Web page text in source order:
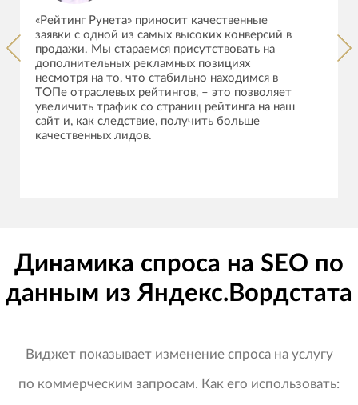
«Рейтинг Рунета» приносит качественные
заявки с одной из самых высоких конверсий в
продажи. Мы стараемся присутствовать на
дополнительных рекламных позициях
несмотря на то, что стабильно находимся в
ТОПе отраслевых рейтингов, – это позволяет
увеличить трафик со страниц рейтинга на наш
сайт и, как следствие, получить больше
качественных лидов.
Динамика спроса на SEO по
данным из Яндекс.Вордстата
Виджет показывает изменение спроса на услугу
по коммерческим запросам. Как его использовать: